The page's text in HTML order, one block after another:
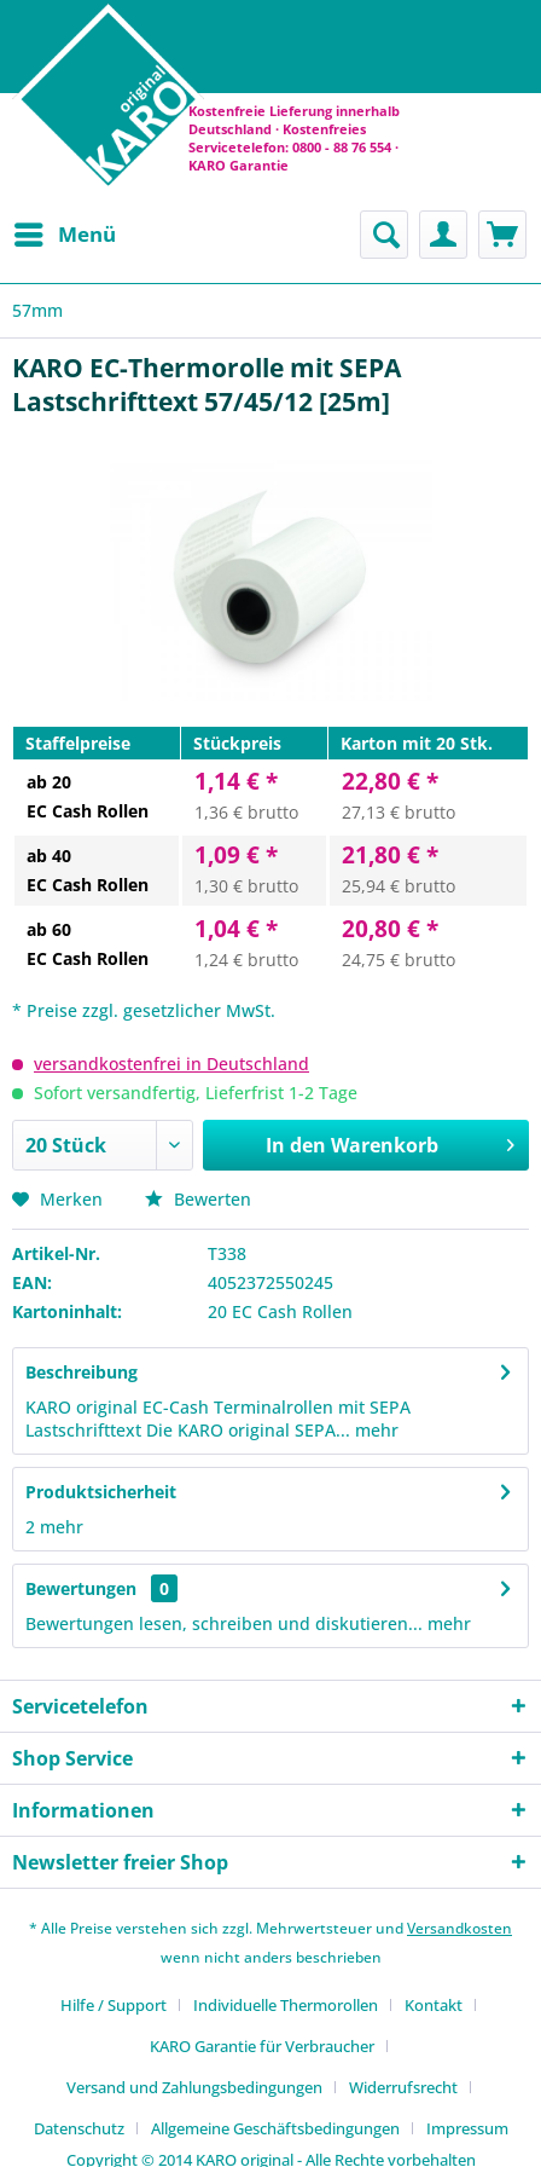
Kostenfreie Lieferung innerhalb
Deutschland · Kostenfreies
Servicetelefon: 0800 - 88 76 554 ·
KARO Garantie
Menü
57mm
KARO EC-Thermorolle mit SEPA
Lastschrifttext 57/45/12 [25m]
Staffelpreise Stückpreis
Karton mit 20 Stk.
ab 20
EC Cash Rollen
1,14 € *
1,36 € brutto
22,80 € *
27,13 € brutto
ab 40
EC Cash Rollen
1,09 € *
1,30 € brutto
21,80 € *
25,94 € brutto
ab 60
EC Cash Rollen
1,04 € *
1,24 € brutto
20,80 € *
24,75 € brutto
* Preise zzgl. gesetzlicher MwSt.
versandkostenfrei in Deutschland
Sofort versandfertig, Lieferfrist 1-2 Tage
In den Warenkorb
Merken Bewerten
Artikel-Nr.
T338
EAN:
4052372550245
Kartoninhalt:
20 EC Cash Rollen
Beschreibung
KARO original EC-Cash Terminalrollen mit SEPA
Lastschrifttext Die KARO original SEPA... mehr
Produktsicherheit
2 mehr
Bewertungen
0
Bewertungen lesen, schreiben und diskutieren... mehr
Servicetelefon
Shop Service
Informationen
Newsletter freier Shop
* Alle Preise verstehen sich zzgl. Mehrwertsteuer undVersandkosten
wenn nicht anders beschrieben
Hilfe / Support Individuelle Thermorollen
Kontakt
KARO Garantie für Verbraucher
Versand und Zahlungsbedingungen
Widerrufsrecht
Datenschutz
Allgemeine Geschäftsbedingungen
Impressum
Copyright © 2014 KARO original - Alle Rechte vorbehalten